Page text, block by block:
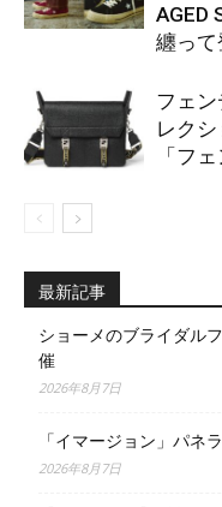
AGED
纏って
フェ
レク
「フ
最新記事
ショーメのブライダル
催
2026年8月7日
「イマージョン」パネ
2026年8月7日